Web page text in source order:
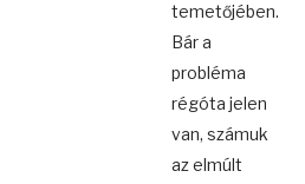
temetőjében.
Bár a
probléma
régóta jelen
van, számuk
az elmúlt